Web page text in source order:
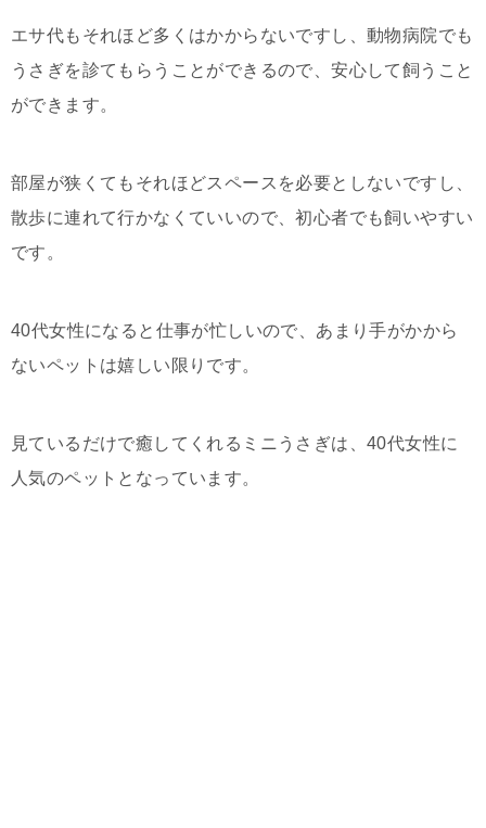
エサ代もそれほど多くはかからないですし、動物病院でも
うさぎを診てもらうことができるので、安心して飼うこと
ができます。
部屋が狭くてもそれほどスペースを必要としないですし、
散歩に連れて行かなくていいので、初心者でも飼いやすい
です。
40代女性になると仕事が忙しいので、あまり手がかから
ないペットは嬉しい限りです。
見ているだけで癒してくれるミニうさぎは、40代女性に
人気のペットとなっています。